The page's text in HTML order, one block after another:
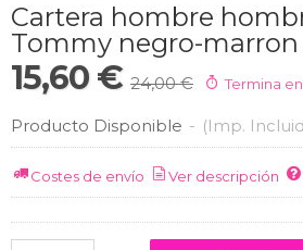
Cartera hombre
Tommy negro-marron
15,60 € 24,00 € Termina
Producto Disponible - (Imp.
Costes de envío Ver descripción